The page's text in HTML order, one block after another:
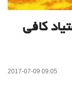
کافی
2017-07-09 09:05